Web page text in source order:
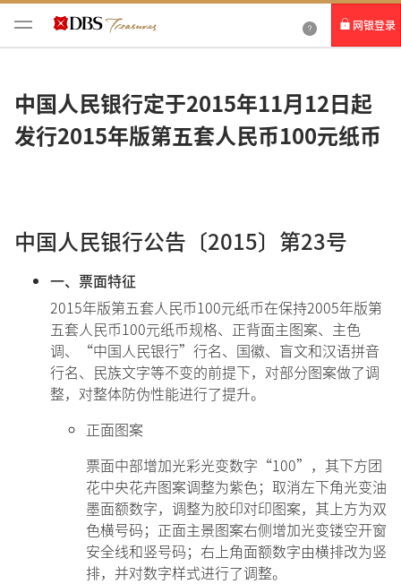
网银登录
企业网银IDEAL
中国人民银行定于2015年11月12日起
发行2015年版第五套人民币100元纸币
中国人民银行公告〔2015〕第23号
一、票面特征
2015年版第五套人民币100元纸币在保持2005年版第
五套人民币100元纸币规格、正背面主图案、主色
调、“中国人民银行”行名、国徽、盲文和汉语拼音
行名、民族文字等不变的前提下，对部分图案做了调
整，对整体防伪性能进行了提升。
正面图案
票面中部增加光彩光变数字“100”，其下方团
花中央花卉图案调整为紫色；取消左下角光变油
墨面额数字，调整为胶印对印图案，其上方为双
色横号码；正面主景图案右侧增加光变镂空开窗
安全线和竖号码；右上角面额数字由横排改为竖
排，并对数字样式进行了调整。